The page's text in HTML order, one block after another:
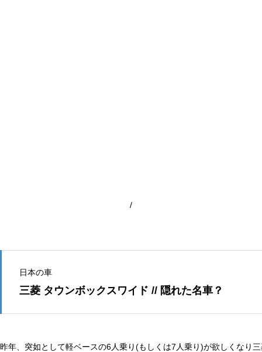
/
日本の車
三菱 タウンボックスワイド // 隠れた名車？
昨年、突如として軽ベースの6人乗り(もしくは7人乗り)が欲しくなり